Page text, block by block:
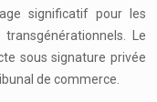
significatif pour les
Le
sous signature privée
de commerce.